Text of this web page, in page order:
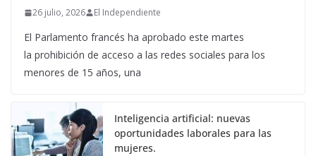
26 julio, 2026 El Independiente
El Parlamento francés ha aprobado este martes
la prohibición de acceso a las redes sociales para los
menores de 15 años, una
Inteligencia artificial: nuevas
oportunidades laborales para las
mujeres.